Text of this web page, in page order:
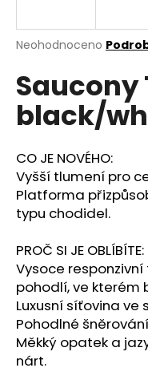
Průměrné
produktu
je
0,0
hvězdiček.
Neohodnoceno
Saucony
black/
CO JE NOVÉHO:
Vyšší tlumení pro
Platforma
typu chodidel.
PROČ SI JE OBLÍBÍTE:
Vysoce responzivní
pohodlí, ve
Luxusní síťovina ve
Pohodlné
Měkký opatek a
nárt.
j
t
?
D
o
p
o
r
u
č